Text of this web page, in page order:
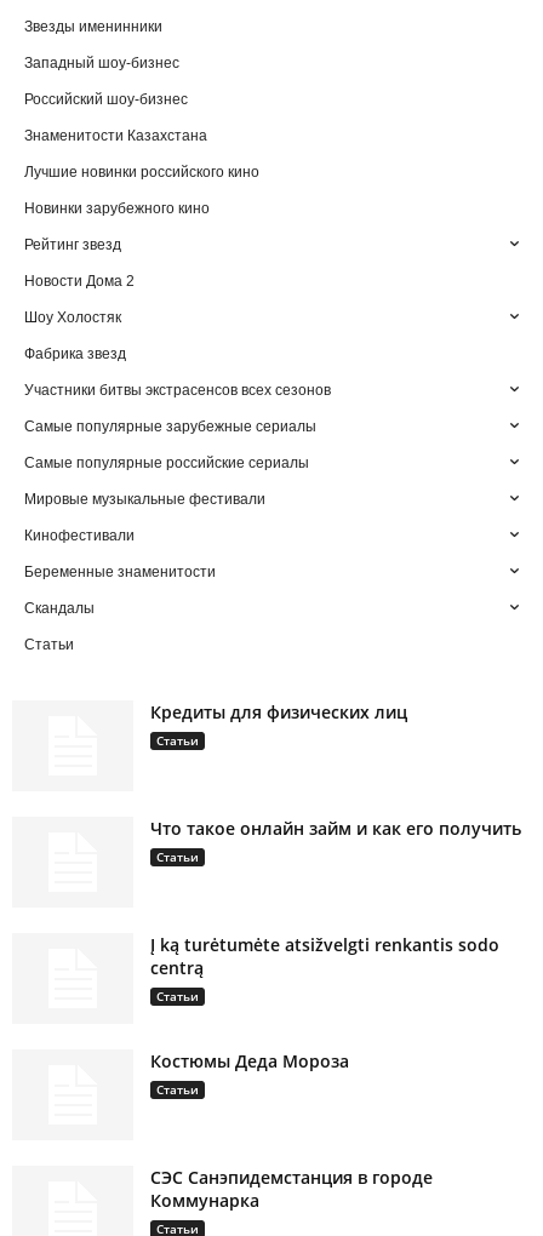
Звезды именинники
Западный шоу-бизнес
Российский шоу-бизнес
Знаменитости Казахстана
Лучшие новинки российского кино
Новинки зарубежного кино
Рейтинг звезд
Новости Дома 2
Шоу Холостяк
Фабрика звезд
Участники битвы экстрасенсов всех сезонов
Самые популярные зарубежные сериалы
Самые популярные российские сериалы
Мировые музыкальные фестивали
Кинофестивали
Беременные знаменитости
Скандалы
Статьи
Кредиты для физических лиц
Статьи
Что такое онлайн займ и как его получить
Статьи
Į ką turėtumėte atsižvelgti renkantis sodo
centrą
Статьи
Костюмы Деда Мороза
Статьи
СЭС Санэпидемстанция в городе
Коммунарка
Статьи